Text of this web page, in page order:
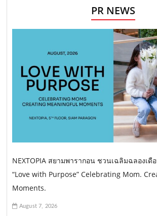
PR NEWS
NEXTOPIA สยามพารากอน ชวนเฉลิมฉลองเ
“Love with Purpose” Celebrating Mom.
Moments.
August 7, 2026